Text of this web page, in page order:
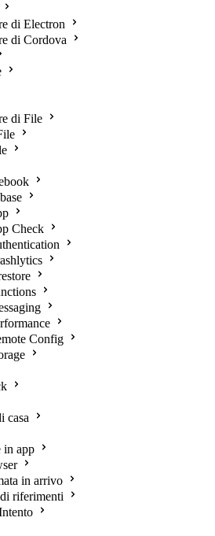
di Electron
di Cordova
di File
Check
Config
casa
in app
in arrivo
riferimenti